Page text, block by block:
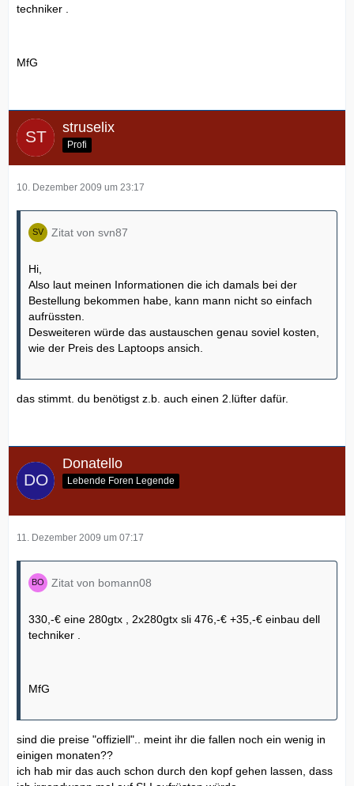
techniker .
MfG
struselix
Profi
10. Dezember 2009 um 23:17
Zitat von svn87
Hi,
Also laut meinen Informationen die ich damals bei der
Bestellung bekommen habe, kann mann nicht so einfach
aufrüssten.
Desweiteren würde das austauschen genau soviel kosten,
wie der Preis des Laptoops ansich.
das stimmt. du benötigst z.b. auch einen 2.lüfter dafür.
Donatello
Lebende Foren Legende
11. Dezember 2009 um 07:17
Zitat von bomann08
330,-€ eine 280gtx , 2x280gtx sli 476,-€ +35,-€ einbau dell
techniker .
MfG
sind die preise "offiziell".. meint ihr die fallen noch ein wenig in
einigen monaten??
ich hab mir das auch schon durch den kopf gehen lassen, dass